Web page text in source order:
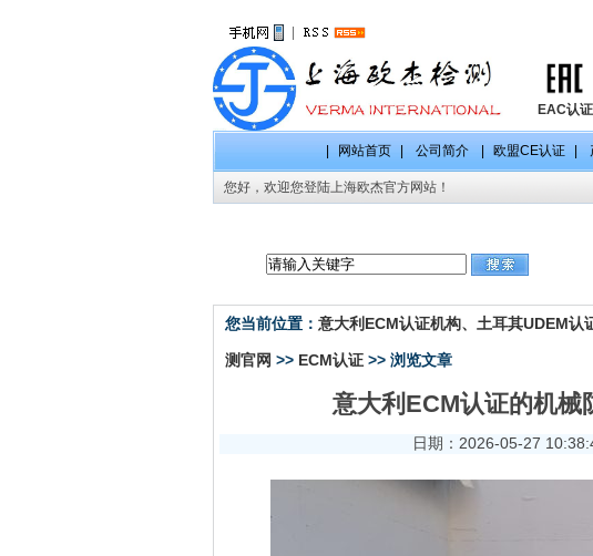
EAC认证
网站首页 公司简介 欧盟CE认证
您好，欢迎您登陆上海欧杰官方网站！
您当前位置： 意大利ECM认证机构、土耳其UDEM
测官网 >> ECM认证 >> 浏览文章
意大利ECM认证的机械
日期：2026-05-27